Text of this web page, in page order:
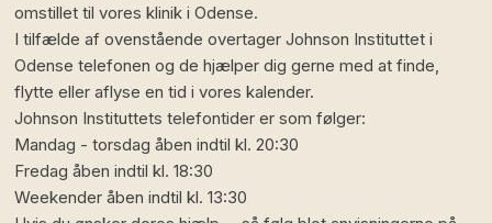
omstillet til vores klinik i Odense.
I tilfælde af ovenstående overtager Johnson Instituttet i
Odense telefonen og de hjælper dig gerne med at finde,
flytte eller aflyse en tid i vores kalender.
Johnson Instituttets telefontider er som følger:
Mandag - torsdag åben indtil kl. 20:30
Fredag åben indtil kl. 18:30
Weekender åben indtil kl. 13:30